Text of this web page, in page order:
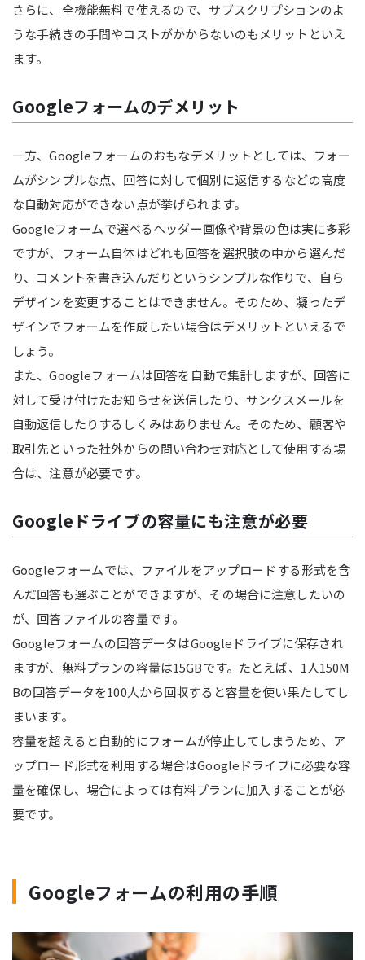
さらに、全機能無料で使えるので、サブスクリプションのよ
うな手続きの手間やコストがかからないのもメリットといえ
ます。
Googleフォームのデメリット
一方、Googleフォームのおもなデメリットとしては、フォー
ムがシンプルな点、回答に対して個別に返信するなどの高度
な自動対応ができない点が挙げられます。
Googleフォームで選べるヘッダー画像や背景の色は実に多彩
ですが、フォーム自体はどれも回答を選択肢の中から選んだ
り、コメントを書き込んだりというシンプルな作りで、自ら
デザインを変更することはできません。そのため、凝ったデ
ザインでフォームを作成したい場合はデメリットといえるで
しょう。
また、Googleフォームは回答を自動で集計しますが、回答に
対して受け付けたお知らせを送信したり、サンクスメールを
自動返信したりするしくみはありません。そのため、顧客や
取引先といった社外からの問い合わせ対応として使用する場
合は、注意が必要です。
Googleドライブの容量にも注意が必要
Googleフォームでは、ファイルをアップロードする形式を含
んだ回答も選ぶことができますが、その場合に注意したいの
が、回答ファイルの容量です。
Googleフォームの回答データはGoogleドライブに保存され
ますが、無料プランの容量は15GBです。たとえば、1人150M
Bの回答データを100人から回収すると容量を使い果たしてし
まいます。
容量を超えると自動的にフォームが停止してしまうため、ア
ップロード形式を利用する場合はGoogleドライブに必要な容
量を確保し、場合によっては有料プランに加入することが必
要です。
Googleフォームの利用の手順